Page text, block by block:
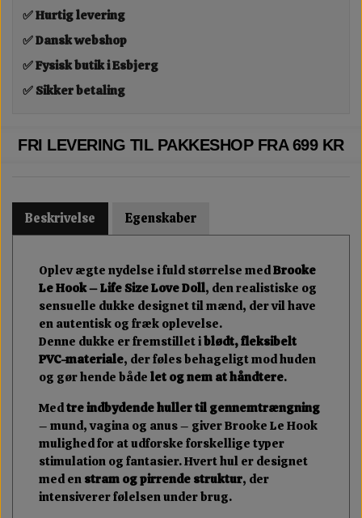
✅ Hurtig levering
✅ Dansk webshop
✅ Fysisk butik i Esbjerg
✅ Sikker betaling
FRI LEVERING TIL PAKKESHOP FRA 699 KR
Beskrivelse Egenskaber
Oplev ægte nydelse i fuld størrelse medBrooke
Le Hook – Life Size Love Doll, den realistiske og
sensuelle dukke designet til mænd, der vil have
en autentisk og fræk oplevelse.
Denne dukke er fremstillet iblødt, fleksibelt
PVC-materiale, der føles behageligt mod huden
og gør hende både let og nem at håndtere.
Medtre indbydende huller til gennemtrængning
– mund, vagina og anus – giver Brooke Le Hook
mulighed for at udforske forskellige typer
stimulation og fantasier. Hvert hul er designet
med en stram og pirrende struktur, der
intensiverer følelsen under brug.